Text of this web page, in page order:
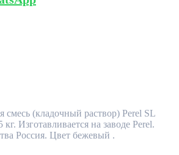
смесь (кладочный раствор) Perel SL
Изготавливается на заводе Perel.
Россия. Цвет бежевый .